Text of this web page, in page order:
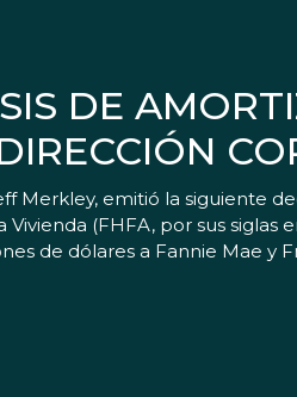
DE
Merkley, emitió la siguiente
(FHFA, por sus
de dólares a Fannie Mae y